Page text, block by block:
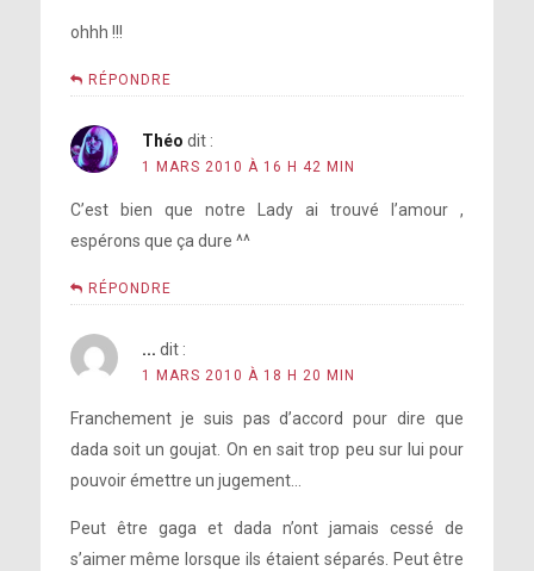
ohhh !!!
RÉPONDRE
Théo dit :
1 MARS 2010 À 16 H 42 MIN
C’est bien que notre Lady ai trouvé l’amour ,
espérons que ça dure ^^
RÉPONDRE
... dit :
1 MARS 2010 À 18 H 20 MIN
Franchement je suis pas d’accord pour dire que
dada soit un goujat. On en sait trop peu sur lui pour
pouvoir émettre un jugement…
Peut être gaga et dada n’ont jamais cessé de
s’aimer même lorsque ils étaient séparés. Peut être